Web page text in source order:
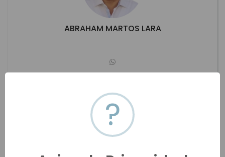
ABRAHAM MARTOS LARA
(662) 113-0436
San Carlos
?